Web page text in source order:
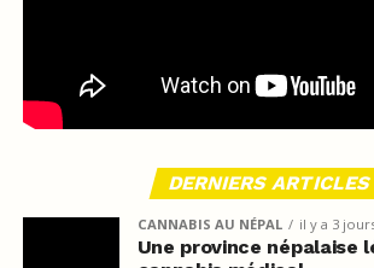
DERNIERS ARTICLES
CANNABIS AU NÉPAL il y a 3
Une province népalaise